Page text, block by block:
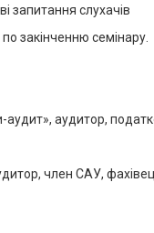
запитання слухачів
закінченню семінару.
аудитор,
член САУ,